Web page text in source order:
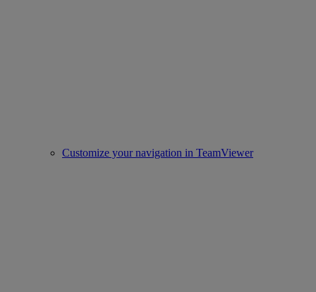
Customize your navigation in TeamViewer